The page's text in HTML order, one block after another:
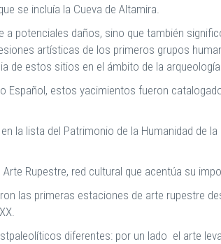
se incluía la Cueva de Altamira.
potenciales daños, sino que también
artísticas de los primeros grupos
de estos sitios en el ámbito de la arqueología
Español, estos yacimientos fueron
la lista del Patrimonio de la Humanidad de
Rupestre, red cultural que acentúa su
las primeras estaciones de arte rupestre
diferentes: por un lado el arte